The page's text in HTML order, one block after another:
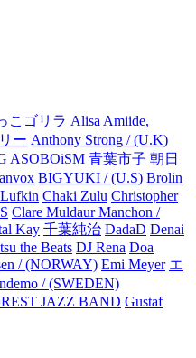
こゴリラ Alisa Amiide,
ー Anthony Strong / (U.K)
ASOBOiSM 青葉市子 朝日
BIGYUKI / (U.S) Brolin
Chaki Zulu Christopher
Clare Muldaur Manchon /
Kay 千葉純治 DadaD Denai
the Beats DJ Rena Doa
/ (NORWAY) Emi Meyer エ
/ (SWEDEN)
JAZZ BAND Gustaf